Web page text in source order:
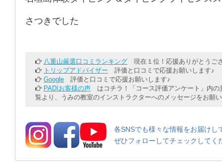
さつきでした
八重山厳選口コミランキング 現在１位！応援ありがとうご
トリップアドバイザー 評価と口コミで応援お願いします♪
Google 評価と口コミで応援お願いします♪
PADIお客様の声 はコチラ！「コース評価アンケート」内の
覧より、うみの教室のインストラクターへのメッセージをお願
各SNSでも様々な情報をお届けし
ぜひフォローしてチェックしてく